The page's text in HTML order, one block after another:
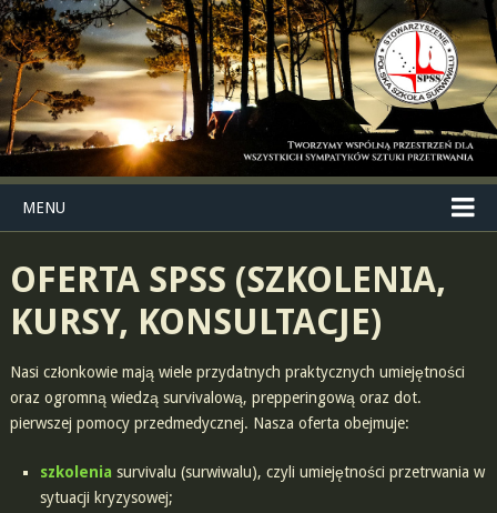
MENU
OFERTA SPSS (SZKOLENIA,
KURSY, KONSULTACJE)
Nasi członkowie mają wiele przydatnych praktycznych umiejętności
oraz ogromną wiedzą survivalową, prepperingową oraz dot.
pierwszej pomocy przedmedycznej. Nasza oferta obejmuje:
szkolenia survivalu (surwiwalu), czyli umiejętności przetrwania w
sytuacji kryzysowej;